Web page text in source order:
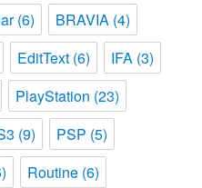
(6) BRAVIA (4)
EditText (6) IFA (3)
PlayStation (23)
(9) PSP (5)
Routine (6)